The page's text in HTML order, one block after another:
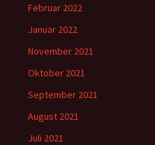
Februar 2022
Januar 2022
November 2021
Oktober 2021
September 2021
August 2021
Juli 2021